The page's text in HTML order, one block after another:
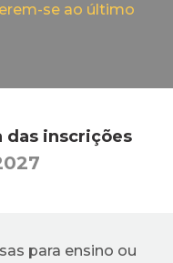
se ao último
das inscrições
para ensino ou